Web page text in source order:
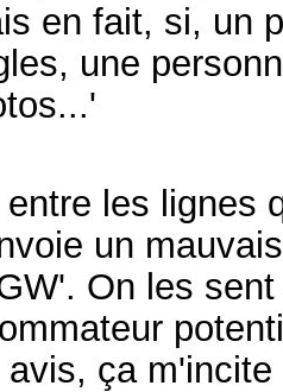
en fait, si, un
une
les lignes
un
On les
ça